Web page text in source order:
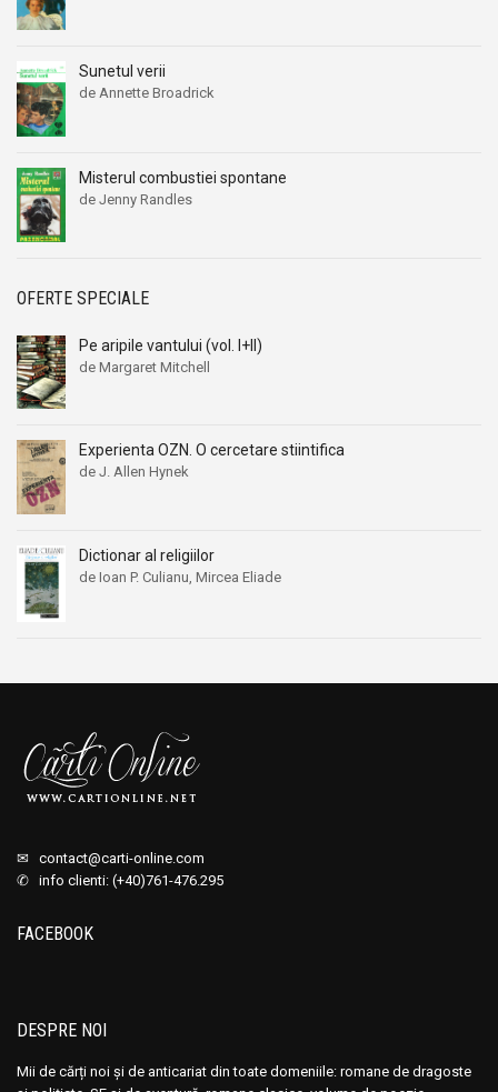
Sunetul verii
de Annette Broadrick
Misterul combustiei spontane
de Jenny Randles
OFERTE SPECIALE
Pe aripile vantului (vol. I+II)
de Margaret Mitchell
fost:
45,00 lei.
29,00 lei.
Experienta OZN. O cercetare stiintifica
de J. Allen Hynek
fost:
19,00 lei.
9,99 lei.
Dictionar al religiilor
de Ioan P. Culianu, Mircea Eliade
39,00 lei.
✉ contact@carti-online.com
✆ info clienti: (+40)761-476.295
FACEBOOK
DESPRE NOI
Mii de cărți noi și de anticariat din toate domeniile: romane de dragoste